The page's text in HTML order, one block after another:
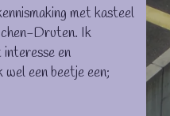
met kasteel
Druten. Ik
en
wel een beetje een;